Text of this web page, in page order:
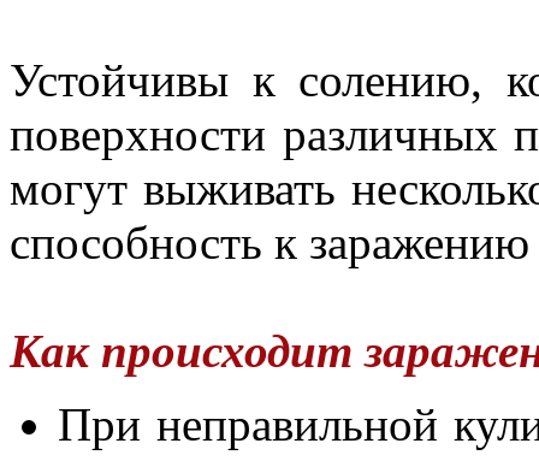
Устойчивы к солению,
поверхности различных
могут выживать
способность к заражению
Как происходит
При неправильной